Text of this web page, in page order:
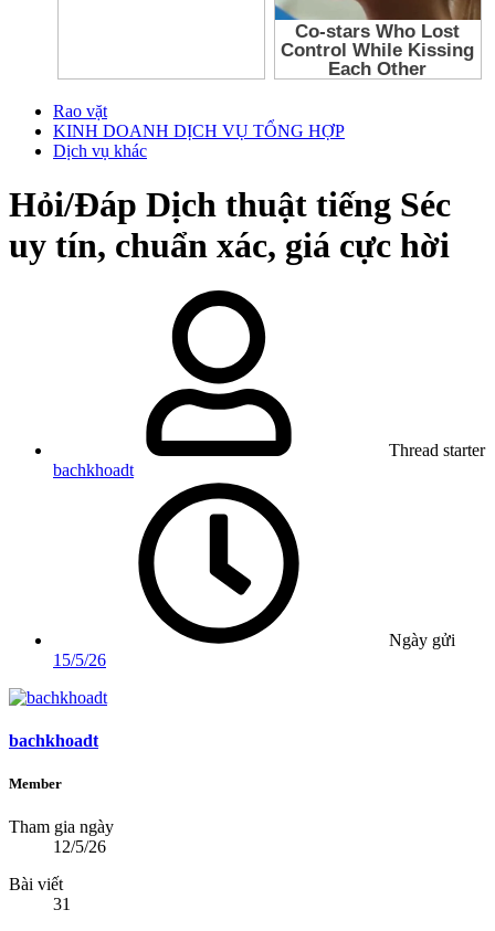
Rao vặt
KINH DOANH DỊCH VỤ TỔNG HỢP
Dịch vụ khác
Hỏi/Đáp Dịch thuật tiếng Séc
uy tín, chuẩn xác, giá cực hời
Thread starter
bachkhoadt
Ngày gửi
15/5/26
bachkhoadt
Member
Tham gia ngày
12/5/26
Bài viết
31